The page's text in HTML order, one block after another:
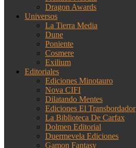
Dragon Awards
Universos
La Tierra Media
Dune
Poniente
Cosmere
Exilium
Editoriales
Ediciones Minotauro
Nova CIFI
Dilatando Mentes
Ediciones El Transbordador
La Biblioteca De Carfax
Dolmen Editorial
Duermevela Ediciones
Gamon Fantasy